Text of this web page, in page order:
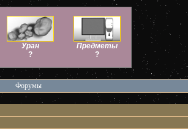
Уран
?
Предметы
?
Форумы